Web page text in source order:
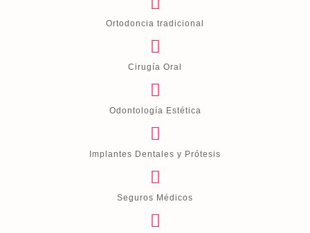
Ortodoncia tradicional
Cirugía Oral
Odontología Estética
Implantes Dentales y Prótesis
Seguros Médicos